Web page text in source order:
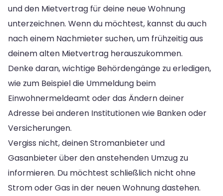
und den Mietvertrag für deine neue Wohnung
unterzeichnen. Wenn du möchtest, kannst du auch
nach einem Nachmieter suchen, um frühzeitig aus
deinem alten Mietvertrag herauszukommen.
Denke daran, wichtige Behördengänge zu erledigen,
wie zum Beispiel die Ummeldung beim
Einwohnermeldeamt oder das Ändern deiner
Adresse bei anderen Institutionen wie Banken oder
Versicherungen.
Vergiss nicht, deinen Stromanbieter und
Gasanbieter über den anstehenden Umzug zu
informieren. Du möchtest schließlich nicht ohne
Strom oder Gas in der neuen Wohnung dastehen.